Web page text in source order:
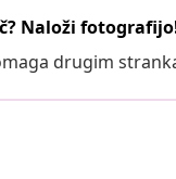
Naloži
drugim